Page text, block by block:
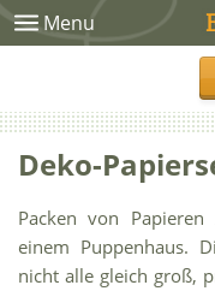
Menu
Deko-
Packen von
einem Puppenhaus.
nicht alle gleich groß,